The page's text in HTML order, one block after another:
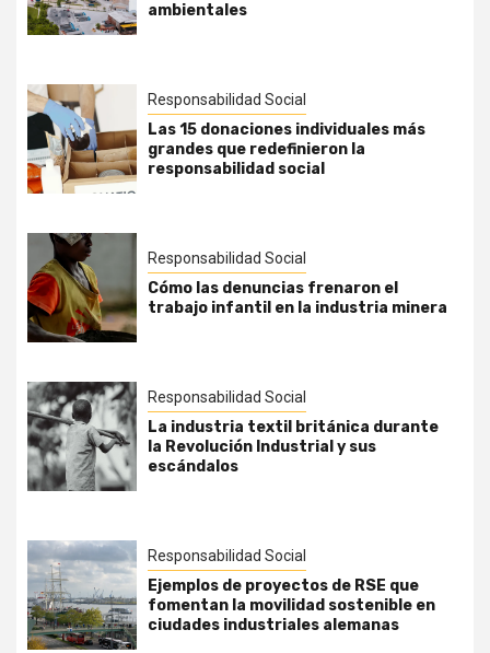
ambientales
Responsabilidad Social
Las 15 donaciones individuales más
grandes que redefinieron la
responsabilidad social
Responsabilidad Social
Cómo las denuncias frenaron el
trabajo infantil en la industria minera
Responsabilidad Social
La industria textil británica durante
la Revolución Industrial y sus
escándalos
Responsabilidad Social
Ejemplos de proyectos de RSE que
fomentan la movilidad sostenible en
ciudades industriales alemanas